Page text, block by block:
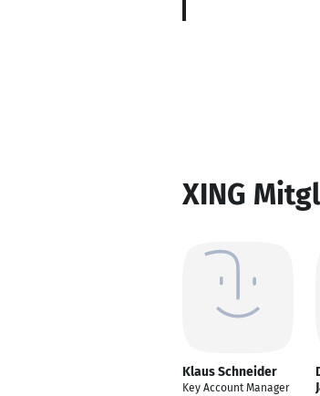
XING
Klaus Schneider
Key Account Manager